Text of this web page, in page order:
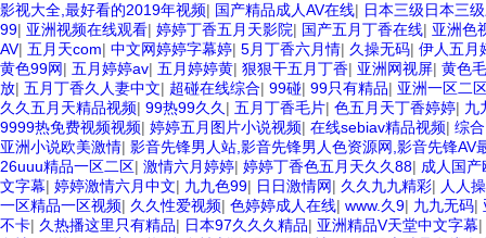
影视大全,最好看的2019年视频| 国产精品成人AV在线| 日本三级日本三
99| 亚洲视频在线观看| 婷婷丁香五月天影院| 国产五月丁香在线| 亚洲色
AV| 五月天com| 中文网婷婷字幕婷| 5月丁香六月情| 久操无码| 伊人五月
黄色99网| 五月婷婷av| 五月婷婷黄| 狠狠干五月丁香| 亚洲网视屏| 黄色
放| 五月丁香久人妻中文| 超碰在线综合| 99碰| 99只有精品| 亚洲一区二
久久五月天精品视频| 99热99久久 | 五月丁香毛片| 色五月天丁香婷婷| 九
9999热免费视频视频| 婷婷五月图片小说视频| 在线sebiav精品视频| 综
亚洲小说欧美激情| 影音先锋男人站,影音先锋男人色资源网,影音先锋AV
26uuu精品一区二区| 激情六月婷婷| 婷婷丁香色五月天久久88| 成人国
文字幕| 婷婷激情六月中文| 九九色99| 日日激情网| 久久九九精彩| 人人
一区精品一区视频| 久久性爱视频| 色婷婷成人在线| www.久9| 九九无码|
不卡| 久热播这里只有精品| 日本97久久久精品| 亚洲精品V天堂中文字幕|